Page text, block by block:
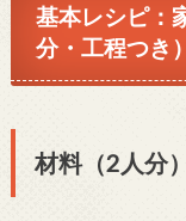
基本レシピ：
分・工程つき）
材料（2人分）